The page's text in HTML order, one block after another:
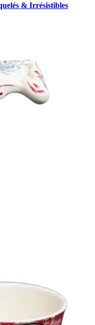
& Irrésistibles